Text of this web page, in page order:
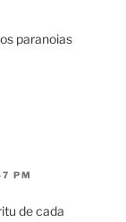
paranoias
PM
de cada